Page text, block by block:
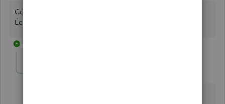
Comment faire pour modifier le statut d’une facture de
Échéance à Envoyé?